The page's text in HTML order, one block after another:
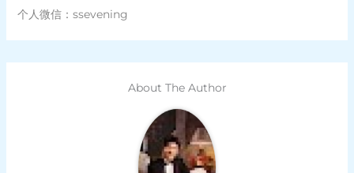
个人微信：ssevening
About The Author